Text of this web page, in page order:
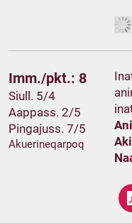
Imm./pkt.: 8
Siull. 5/4
Aappass. 2/5
Pingajuss. 7/5
Akuerineqarpoq